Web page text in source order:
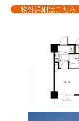
物件詳細はこちら